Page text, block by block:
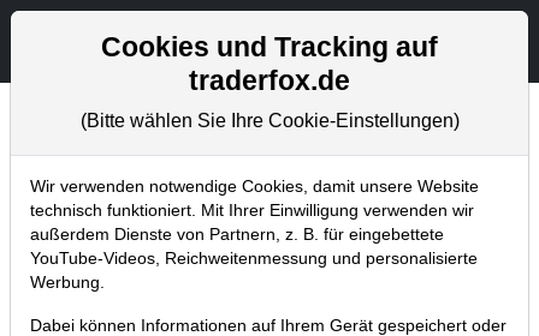
Aktien- und Artikelsuche
Chartanalysen
Home Blog Chartanalysen
Chartanalyse BYD: der Stern am
Elektroauto-Himmel mit
charttechnischem Kaufsignal!
Cookies und Tracking auf
traderfox.de
(Bitte wählen Sie Ihre Cookie-Einstellungen)
Wir verwenden notwendige Cookies, damit unsere Website
technisch funktioniert. Mit Ihrer Einwilligung verwenden wir
außerdem Dienste von Partnern, z. B. für eingebettete
YouTube-Videos, Reichweitenmessung und personalisierte
Werbung.
Dabei können Informationen auf Ihrem Gerät gespeichert oder